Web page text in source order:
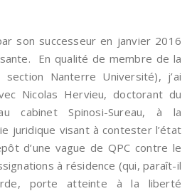
son successeur en janvier 2016
En qualité de membre de la
Nanterre Université), j’ai
Nicolas Hervieu, doctorant du
cabinet Spinosi-Sureau, à la
juridique visant à contester l’état
d’une vague de QPC contre le
à résidence (qui, paraît-il
porte atteinte à la liberté